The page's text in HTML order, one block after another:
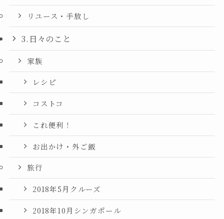
リユース・手放し
3.日々のこと
家族
レシピ
コストコ
これ便利！
お出かけ・外ご飯
旅行
2018年5月クルーズ
2018年10月シンガポール